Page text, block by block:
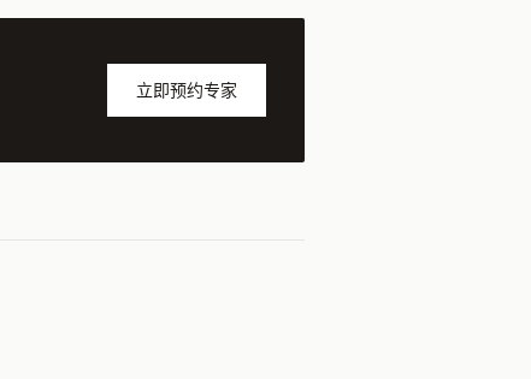
立即预约专家